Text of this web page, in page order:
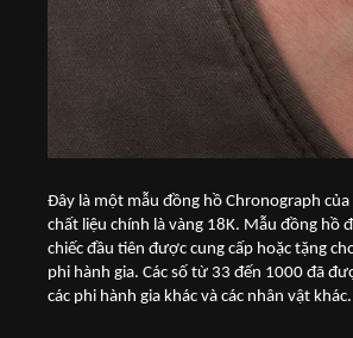
Đây là một mẫu đồng hồ Chronograph
chất liệu chính là vàng 18K. Mẫu đồng hồ
chiếc đầu tiên được cung cấp hoặc tặng
phi hành gia. Các số từ 33 đến 1000 đã
các phi hành gia khác và các nhân vật khác.